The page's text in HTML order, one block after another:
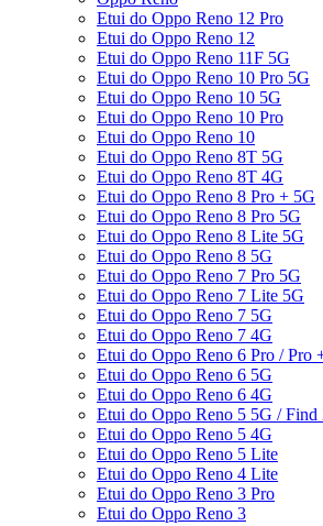
Etui do Oppo Reno 12 Pro
Etui do Oppo Reno 12
Etui do Oppo Reno 11F 5G
Etui do Oppo Reno 10 Pro 5G
Etui do Oppo Reno 10 5G
Etui do Oppo Reno 10 Pro
Etui do Oppo Reno 10
Etui do Oppo Reno 8T 5G
Etui do Oppo Reno 8T 4G
Etui do Oppo Reno 8 Pro + 5G
Etui do Oppo Reno 8 Pro 5G
Etui do Oppo Reno 8 Lite 5G
Etui do Oppo Reno 8 5G
Etui do Oppo Reno 7 Pro 5G
Etui do Oppo Reno 7 Lite 5G
Etui do Oppo Reno 7 5G
Etui do Oppo Reno 7 4G
Etui do Oppo Reno 6 Pro / Pro
Etui do Oppo Reno 6 5G
Etui do Oppo Reno 6 4G
Etui do Oppo Reno 5 5G /
Etui do Oppo Reno 5 4G
Etui do Oppo Reno 5 Lite
Etui do Oppo Reno 4 Lite
Etui do Oppo Reno 3 Pro
Etui do Oppo Reno 3